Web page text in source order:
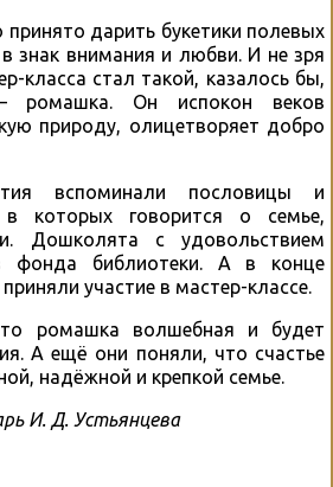
дарить букетики полевых
знак внимания и любви. И не зря
класса стал такой, казалось бы,
ромашка. Он испокон веков
природу, олицетворяет добро
вспоминали пословицы и
в которых говорится о семье,
Дошколята с удовольствием
фонда библиотеки. А в конце
участие в мастер-классе.
ромашка волшебная и будет
А ещё они поняли, что счастье
надёжной и крепкой семье.
И. Д. Устьянцева